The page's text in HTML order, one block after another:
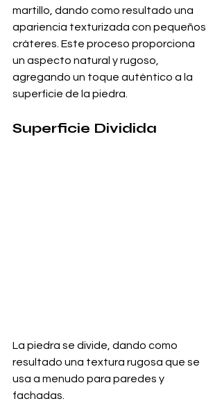
martillo, dando como resultado una
apariencia texturizada con pequeños
cráteres. Este proceso proporciona
un aspecto natural y rugoso,
agregando un toque auténtico a la
superficie de la piedra.
Superficie Dividida
La piedra se divide, dando como
resultado una textura rugosa que se
usa a menudo para paredes y
fachadas.